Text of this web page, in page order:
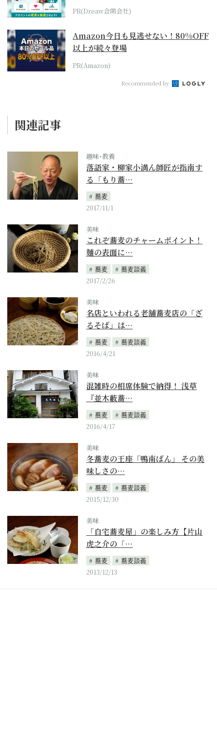
PR(Dreaw合同会社)
Amazon今日も見逃せない！80%OFF
以上が続々登場
PR(Amazon)
Recommended by
関連記事
趣味･教養
落語家・柳家小満ん師匠が指南す
る「もり蕎…
蕎麦
2017/11/1
美味
これぞ蕎麦のチャームポイント！
麺の表面に…
蕎麦
蕎麦談義
2017/2/26
美味
名店といわれる老舗蕎麦店の「ざ
るそば」は…
蕎麦
蕎麦談義
2016/4/21
美味
混雑時の相席体験で納得！ 浅草
『並木藪蕎…
蕎麦
蕎麦談義
2016/4/17
美味
冬蕎麦の王座「鴨南ばん」 その美
味しさの…
蕎麦
蕎麦談義
2015/12/30
美味
「自宅蕎麦屋」の楽しみ方【片山
虎之介の「…
蕎麦
蕎麦談義
2013/12/13